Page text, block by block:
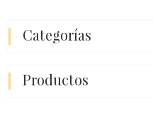
categorías
productos